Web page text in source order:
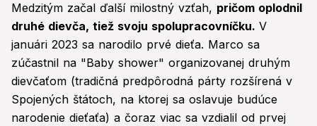
Medzitým začal ďalší milostný vzťah, pričom oplodnil
druhé dievča, tiež svoju spolupracovníčku. V
januári 2023 sa narodilo prvé dieťa. Marco sa
zúčastnil na "Baby shower" organizovanej druhým
dievčaťom (tradičná predpôrodná párty rozšírená v
Spojených štátoch, na ktorej sa oslavuje budúce
narodenie dieťaťa) a čoraz viac sa vzdialil od prvej